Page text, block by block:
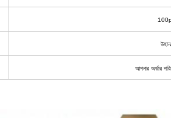
আপনার অর্ডার